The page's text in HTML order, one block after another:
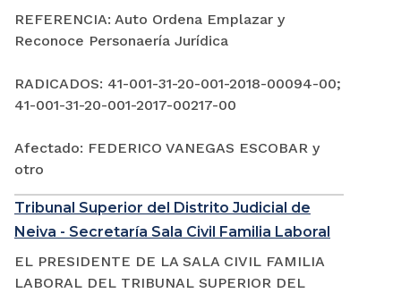
REFERENCIA: Auto Ordena Emplazar y
Reconoce Personaería Jurídica
RADICADOS: 41-001-31-20-001-2018-00094-00;
41-001-31-20-001-2017-00217-00
Afectado: FEDERICO VANEGAS ESCOBAR y
otro
Tribunal Superior del Distrito Judicial de
Neiva - Secretaría Sala Civil Familia Laboral
EL PRESIDENTE DE LA SALA CIVIL FAMILIA
LABORAL DEL TRIBUNAL SUPERIOR DEL